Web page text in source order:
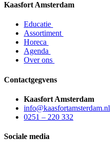
Kaasfort Amsterdam
Educatie
Assortiment
Horeca
Agenda
Over ons
Contactgegvens
Kaasfort Amsterdam
info@kaasfortamsterdam.nl
0251 – 220 332
Sociale media